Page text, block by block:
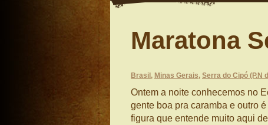
Maratona
Brasil , Minas Gerais, Serra do Cipó (P.N
Ontem a noite conhecemos no
gente boa pra caramba e outro
figura que entende muito aqui